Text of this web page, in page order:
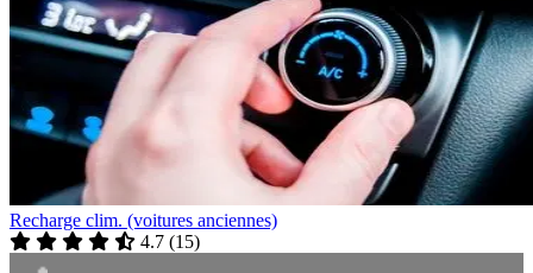
Recharge clim. (voitures anciennes)
4.7 (15)